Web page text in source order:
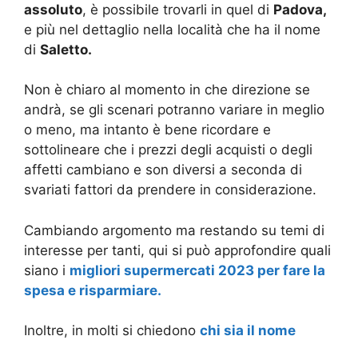
assoluto, è possibile trovarli in quel di Padova,
e più nel dettaglio nella località che ha il nome
di Saletto.
Non è chiaro al momento in che direzione se
andrà, se gli scenari potranno variare in meglio
o meno, ma intanto è bene ricordare e
sottolineare che i prezzi degli acquisti o degli
affetti cambiano e son diversi a seconda di
svariati fattori da prendere in considerazione.
Cambiando argomento ma restando su temi di
interesse per tanti, qui si può approfondire quali
siano i migliori supermercati 2023 per fare la
spesa e risparmiare.
Inoltre, in molti si chiedono chi sia il nome